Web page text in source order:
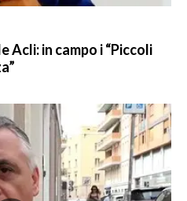
in campo i “Piccoli